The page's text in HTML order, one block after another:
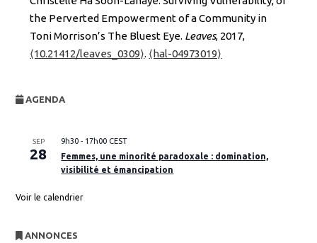
the Perverted Empowerment of a Community in
Toni Morrison’s The Bluest Eye. Leaves, 2017,
⟨10.21412/leaves_0309⟩. ⟨hal-04973019⟩
AGENDA
SEP
28
9h30 - 17h00 CEST
Femmes, une minorité paradoxale : domination,
visibilité et émancipation
Voir le calendrier
ANNONCES